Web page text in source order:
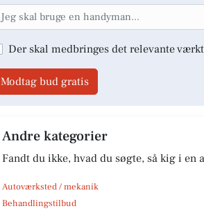
Der skal medbringes det relevante
Modtag bud gratis
Andre kategorier
Fandt du ikke, hvad du søgte, så kig i en
Autoværksted / mekanik
Behandlingstilbud